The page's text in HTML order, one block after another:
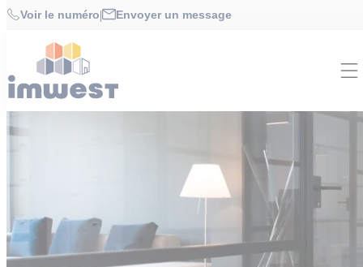
Cookies management panel
Voir le numéro| Envoyer un message
Accueil>Investir | bureaux